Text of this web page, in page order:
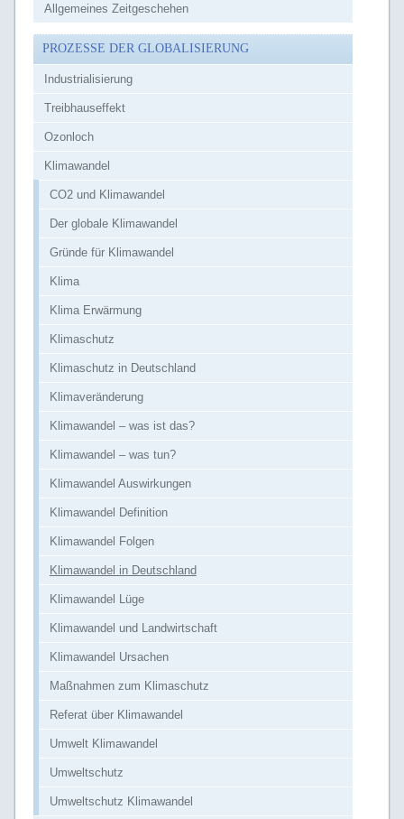
Allgemeines Zeitgeschehen
PROZESSE DER GLOBALISIERUNG
Industrialisierung
Treibhauseffekt
Ozonloch
Klimawandel
CO2 und Klimawandel
Der globale Klimawandel
Gründe für Klimawandel
Klima
Klima Erwärmung
Klimaschutz
Klimaschutz in Deutschland
Klimaveränderung
Klimawandel – was ist das?
Klimawandel – was tun?
Klimawandel Auswirkungen
Klimawandel Definition
Klimawandel Folgen
Klimawandel in Deutschland
Klimawandel Lüge
Klimawandel und Landwirtschaft
Klimawandel Ursachen
Maßnahmen zum Klimaschutz
Referat über Klimawandel
Umwelt Klimawandel
Umweltschutz
Umweltschutz Klimawandel